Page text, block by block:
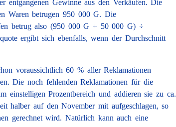
entgangenen Gewinne aus den Verkäufen. Die
Waren betrugen 950 000 G. Die
betrug also (950 000 G + 50 000 G) ÷
ergibt sich ebenfalls, wenn der Durchschnitt
voraussichtlich 60 % aller Reklamationen
Die noch fehlenden Reklamationen für die
einstelligen Prozentbereich und addieren sie zu ca.
halber auf den November mit aufgeschlagen, so
gerechnet wird. Natürlich kann auch eine